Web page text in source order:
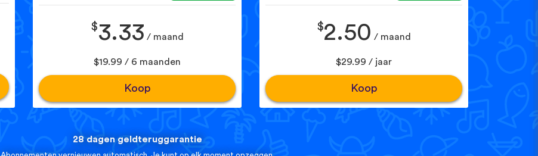
$3.33 / maand
$19.99 / 6 maanden
Koop
$2.50 / maand
$29.99 / jaar
Koop
28 dagen geldteruggarantie